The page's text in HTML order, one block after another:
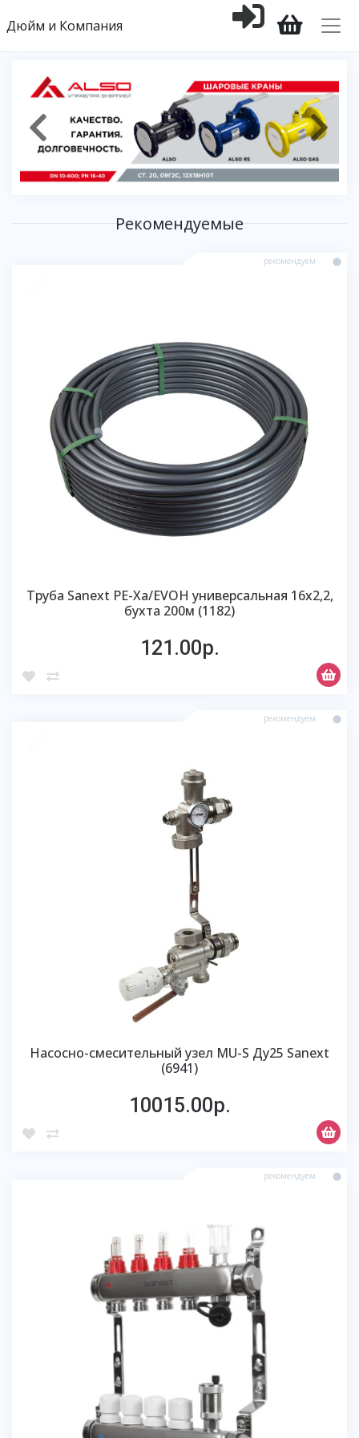
Дюйм и Компания
Рекомендуемые
Труба Sanext PE-Xa/EVOH универсальная 16х2,2,
бухта 200м (1182)
121.00р.
Насосно-смесительный узел MU-S Ду25 Sanext
(6941)
10015.00р.